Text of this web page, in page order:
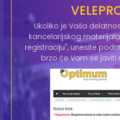
Ukoliko je Vaša
kancelarijskog
registraciju", unesite
brzo će Vam se javiti